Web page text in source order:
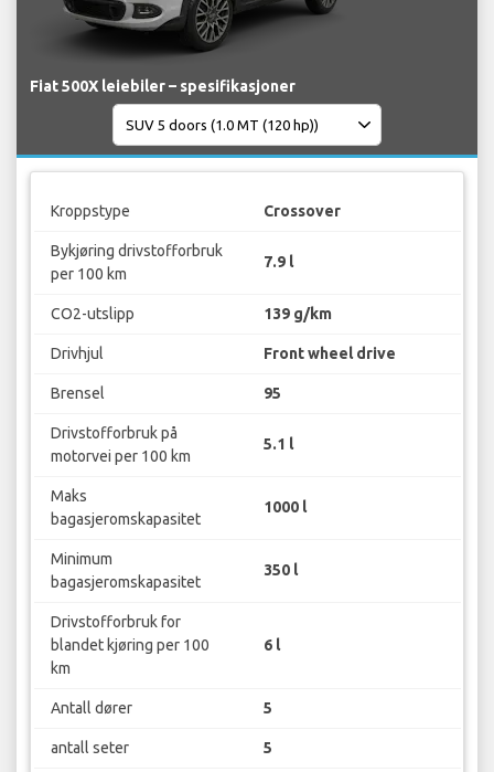
Fiat 500X leiebiler – spesifikasjoner
Kroppstype Crossover
Bykjøring drivstofforbruk
per 100 km
7.9 l
CO2-utslipp 139 g/km
Drivhjul Front wheel drive
Brensel 95
Drivstofforbruk på
motorvei per 100 km
5.1 l
Maks
bagasjeromskapasitet
1000 l
Minimum
bagasjeromskapasitet
350 l
Drivstofforbruk for
blandet kjøring per 100
km
6 l
Antall dører 5
antall seter 5